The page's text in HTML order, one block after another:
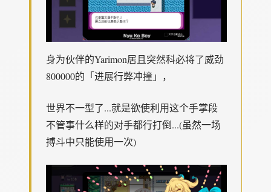
身为伙伴的Yarimon居且突然科必将了威劲
800000的「进展行弊冲撞」，
世界不一型了...就是欲使利用这个手掌段
不管事什么样的对手都行打倒...(虽然一场
搏斗中只能使用一次)